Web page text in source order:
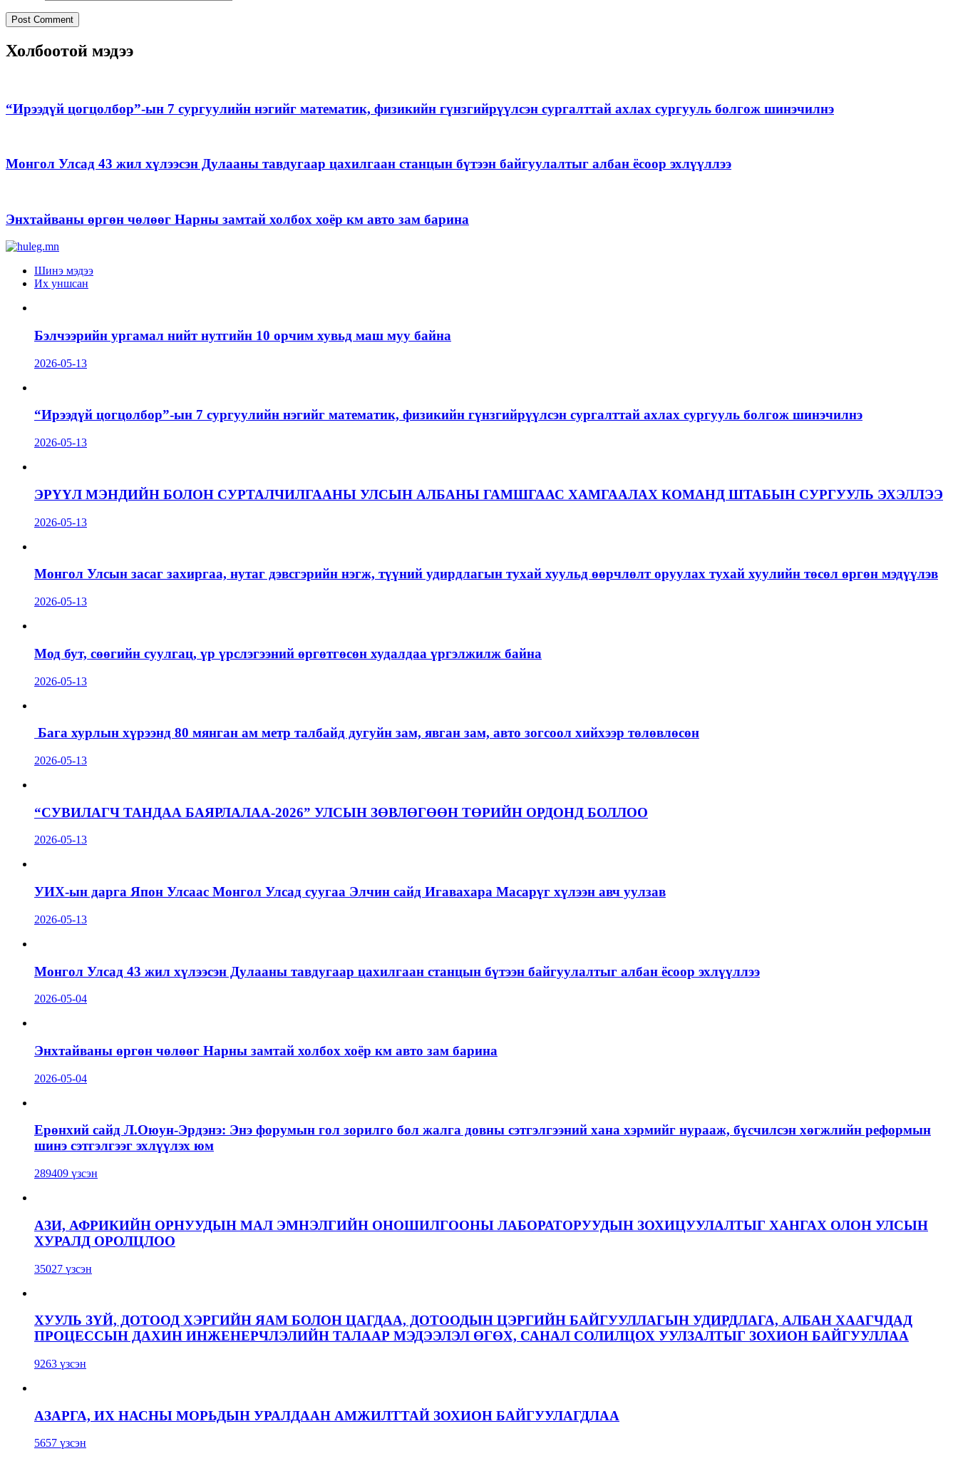
Холбоотой мэдээ
“Ирээдүй цогцолбор”-ын 7 сургуулийн нэгийг математик, физикийн гүнзгийрүүлсэн сургалттай ахлах сургууль болгож шинэчилнэ
Монгол Улсад 43 жил хүлээсэн Дулааны тавдугаар цахилгаан станцын бүтээн байгуулалтыг албан ёсоор эхлүүллээ
Энхтайваны өргөн чөлөөг Нарны замтай холбох хоёр км авто зам барина
Шинэ мэдээ
Их уншсан
Бэлчээрийн ургамал нийт нутгийн 10 орчим хувьд маш муу байна
2026-05-13
“Ирээдүй цогцолбор”-ын 7 сургуулийн нэгийг математик, физикийн гүнзгийрүүлсэн сургалттай ахлах сургууль болгож шинэчилнэ
2026-05-13
ЭРҮҮЛ МЭНДИЙН БОЛОН СУРТАЛЧИЛГААНЫ УЛСЫН АЛБАНЫ ГАМШГААС ХАМГААЛАХ КОМАНД ШТАБЫН СУРГУУЛЬ ЭХЭЛЛЭЭ
2026-05-13
Монгол Улсын засаг захиргаа, нутаг дэвсгэрийн нэгж, түүний удирдлагын тухай хуульд өөрчлөлт оруулах тухай хуулийн төсөл өргөн мэдүүлэв
2026-05-13
Мод бут, сөөгийн суулгац, үр үрслэгээний өргөтгөсөн худалдаа үргэлжилж байна
2026-05-13
Бага хурлын хүрээнд 80 мянган ам метр талбайд дугуйн зам, явган зам, авто зогсоол хийхээр төлөвлөсөн
2026-05-13
“СУВИЛАГЧ ТАНДАА БАЯРЛАЛАА-2026” УЛСЫН ЗӨВЛӨГӨӨН ТӨРИЙН ОРДОНД БОЛЛОО
2026-05-13
УИХ-ын дарга Япон Улсаас Монгол Улсад суугаа Элчин сайд Игавахара Масарүг хүлээн авч уулзав
2026-05-13
Монгол Улсад 43 жил хүлээсэн Дулааны тавдугаар цахилгаан станцын бүтээн байгуулалтыг албан ёсоор эхлүүллээ
2026-05-04
Энхтайваны өргөн чөлөөг Нарны замтай холбох хоёр км авто зам барина
2026-05-04
Ерөнхий сайд Л.Оюун-Эрдэнэ: Энэ форумын гол зорилго бол жалга довны сэтгэлгээний хана хэрмийг нурааж, бүсчилсэн хөгжлийн реформын
шинэ сэтгэлгээг эхлүүлэх юм
289409 үзсэн
АЗИ, АФРИКИЙН ОРНУУДЫН МАЛ ЭМНЭЛГИЙН ОНОШИЛГООНЫ ЛАБОРАТОРУУДЫН ЗОХИЦУУЛАЛТЫГ ХАНГАХ ОЛОН УЛСЫН
ХУРАЛД ОРОЛЦЛОО
35027 үзсэн
ХУУЛЬ ЗҮЙ, ДОТООД ХЭРГИЙН ЯАМ БОЛОН ЦАГДАА, ДОТООДЫН ЦЭРГИЙН БАЙГУУЛЛАГЫН УДИРДЛАГА, АЛБАН ХААГЧДАД
ПРОЦЕССЫН ДАХИН ИНЖЕНЕРЧЛЭЛИЙН ТАЛААР МЭДЭЭЛЭЛ ӨГӨХ, САНАЛ СОЛИЛЦОХ УУЛЗАЛТЫГ ЗОХИОН БАЙГУУЛЛАА
9263 үзсэн
АЗАРГА, ИХ НАСНЫ МОРЬДЫН УРАЛДААН АМЖИЛТТАЙ ЗОХИОН БАЙГУУЛАГДЛАА
5657 үзсэн